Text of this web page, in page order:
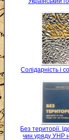
Солідарність і
Без території.
чин уряду УНР